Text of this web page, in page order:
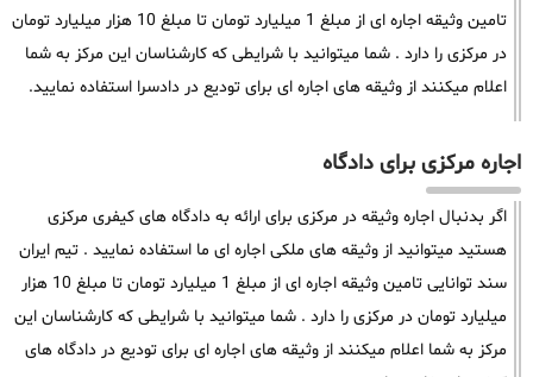
تامین وثیقه اجاره ای از مبلغ 1 میلیارد تومان تا مبلغ 10 هزار میلیارد تومان
در مرکزی را دارد . شما میتوانید با شرایطی که کارشناسان این مرکز به شما
اعلام میکنند از وثیقه های اجاره ای برای تودیع در دادسرا استفاده نمایید.
اجاره مرکزی برای دادگاه
اگر بدنبال اجاره وثیقه در مرکزی برای ارائه به دادگاه های کیفری مرکزی
هستید میتوانید از وثیقه های ملکی اجاره ای ما استفاده نمایید . تیم ایران
سند توانایی تامین وثیقه اجاره ای از مبلغ 1 میلیارد تومان تا مبلغ 10 هزار
میلیارد تومان در مرکزی را دارد . شما میتوانید با شرایطی که کارشناسان این
مرکز به شما اعلام میکنند از وثیقه های اجاره ای برای تودیع در دادگاه های